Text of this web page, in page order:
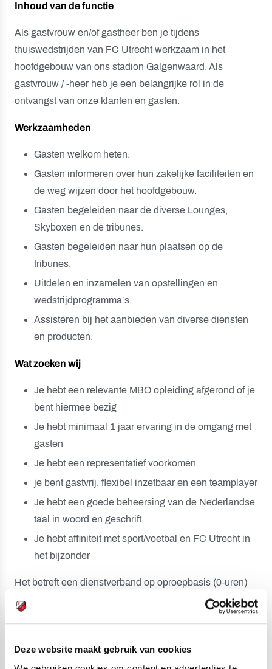
Deze website maakt gebruik van cookies
Inhoud van de functie
Als gastvrouw en/of gastheer ben je tijdens
thuiswedstrijden van FC Utrecht werkzaam in het
hoofdgebouw van ons stadion Galgenwaard. Als
gastvrouw / -heer heb je een belangrijke rol in de
ontvangst van onze klanten en gasten.
Werkzaamheden
Gasten welkom heten.
Gasten informeren over hun zakelijke faciliteiten en
de weg wijzen door het hoofdgebouw.
Gasten begeleiden naar de diverse Lounges,
Skyboxen en de tribunes.
Gasten begeleiden naar hun plaatsen op de
tribunes.
Uitdelen en inzamelen van opstellingen en
wedstrijdprogramma’s.
Assisteren bij het aanbieden van diverse diensten
en producten.
Wat zoeken wij
Je hebt een relevante MBO opleiding afgerond of je
bent hiermee bezig
Je hebt minimaal 1 jaar ervaring in de omgang met
gasten
Je hebt een representatief voorkomen
je bent gastvrij, flexibel inzetbaar en een teamplayer
Je hebt een goede beheersing van de Nederlandse
taal in woord en geschrift
Je hebt affiniteit met sport/voetbal en FC Utrecht in
het bijzonder
Het betreft een dienstverband op oproepbasis (0-uren)
dat wordt ingevuld via een detacheringspartner van